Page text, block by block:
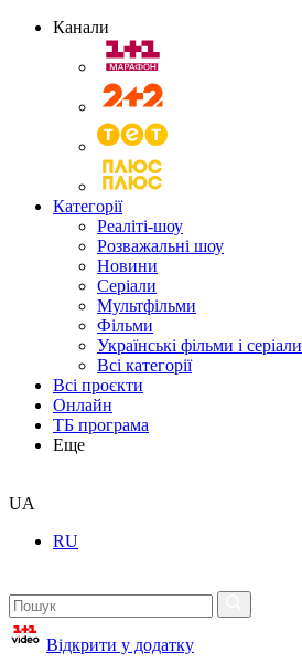
Канали
Категорії
Реаліті-шоу
Розважальні шоу
Новини
Серіали
Мультфільми
Фільми
Українські фільми і серіали
Всі категорії
Всі проєкти
Онлайн
ТБ програма
Еще
UA
RU
Відкрити у додатку